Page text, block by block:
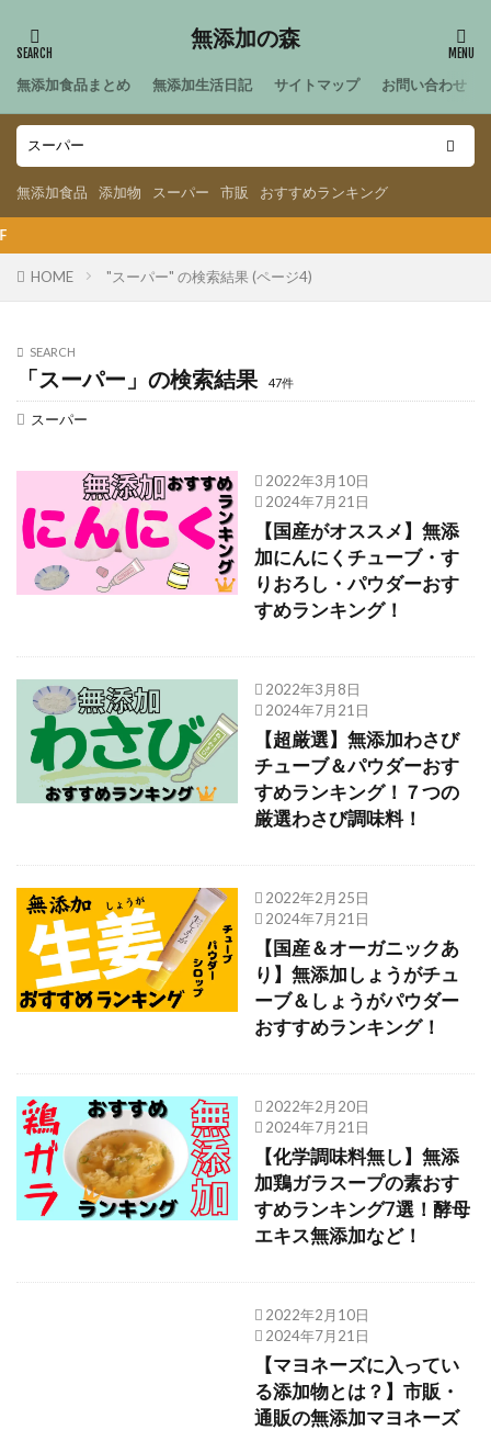
無添加の森
無添加食品まとめ 無添加生活日記 サイトマップ お問い合わせ
無添加食品 添加物 スーパー 市販 おすすめランキング
HOME "スーパー" の検索結果 (ページ4)
SEARCH
「スーパー」の検索結果 47件
スーパー
2022年3月10日
2024年7月21日
【国産がオススメ】無添
加にんにくチューブ・す
りおろし・パウダーおす
すめランキング！
2022年3月8日
2024年7月21日
【超厳選】無添加わさび
チューブ＆パウダーおす
すめランキング！７つの
厳選わさび調味料！
2022年2月25日
2024年7月21日
【国産＆オーガニックあ
り】無添加しょうがチュ
ーブ＆しょうがパウダー
おすすめランキング！
2022年2月20日
2024年7月21日
【化学調味料無し】無添
加鶏ガラスープの素おす
すめランキング7選！酵母
エキス無添加など！
2022年2月10日
2024年7月21日
【マヨネーズに入ってい
る添加物とは？】市販・
通販の無添加マヨネーズ